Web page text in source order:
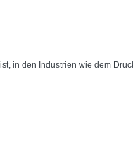
in den Industrien wie dem